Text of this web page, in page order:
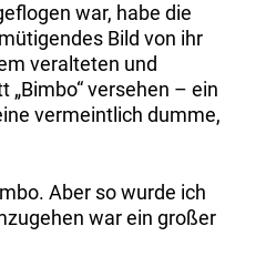
war, habe die
Bild von ihr
veralteten und
„Bimbo“ versehen – ein
vermeintlich dumme,
Aber so wurde ich
war ein großer